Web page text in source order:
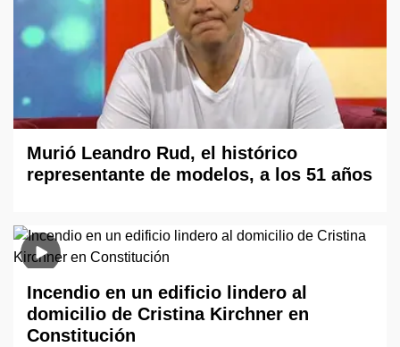
Murió Leandro Rud, el histórico
representante de modelos, a los 51 años
Incendio en un edificio lindero al
domicilio de Cristina Kirchner en
Constitución